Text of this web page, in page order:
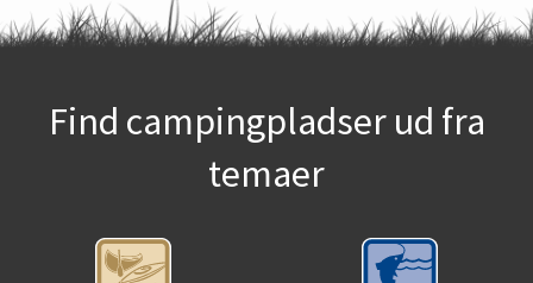
Find campingpladser ud fra
temaer